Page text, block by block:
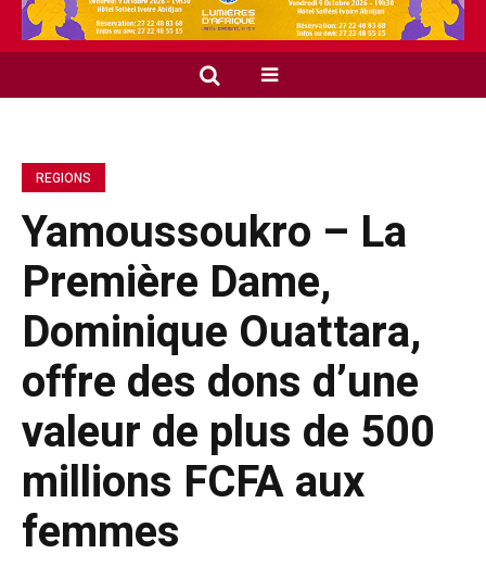
REGIONS
Yamoussoukro – La
Première Dame,
Dominique Ouattara,
offre des dons d’une
valeur de plus de 500
millions FCFA aux
femmes